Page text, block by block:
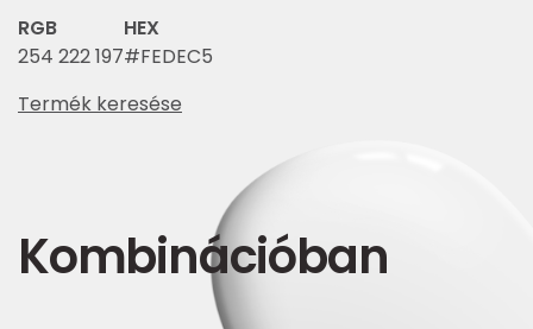
RGB
254 222 197
HEX
#FEDEC5
Termék keresése
Kombinációban